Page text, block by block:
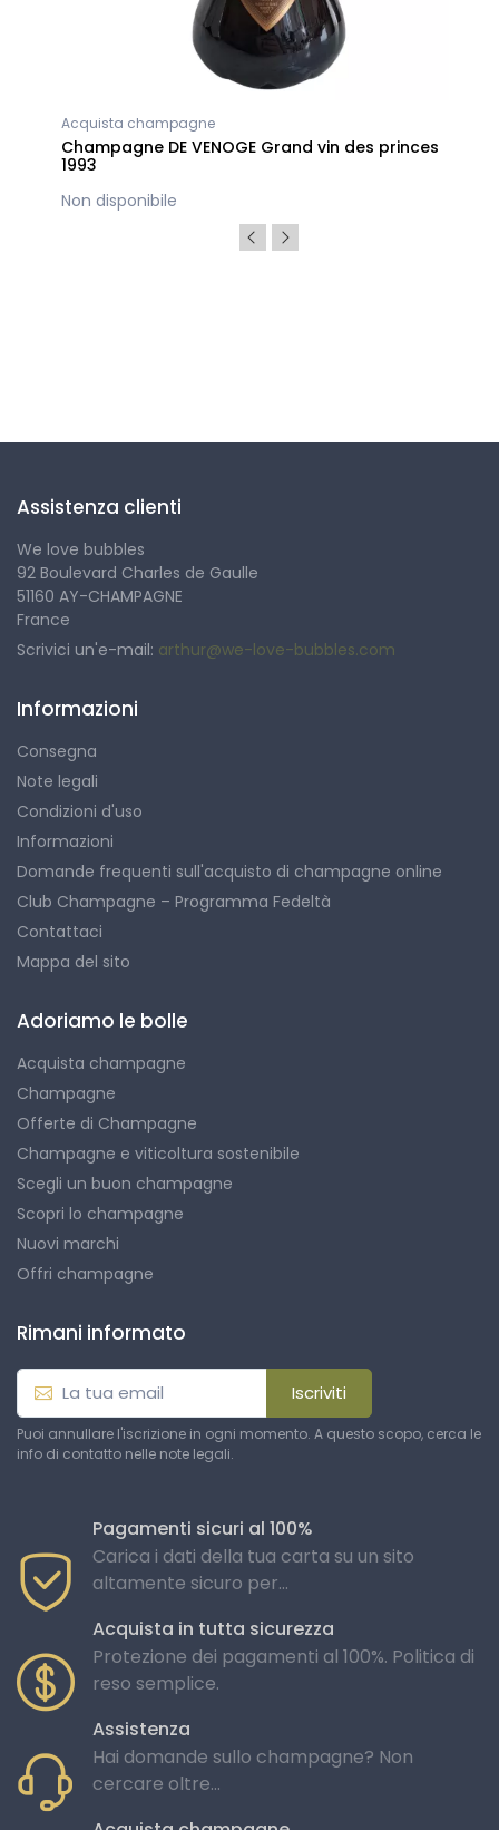
Acquista champagne
Champagne DE VENOGE Grand vin des princes
1993
Non disponibile
Assistenza clienti
We love bubbles
92 Boulevard Charles de Gaulle
51160 AY-CHAMPAGNE
France
Scrivici un'e-mail: arthur@we-love-bubbles.com
Informazioni
Consegna
Note legali
Condizioni d'uso
Informazioni
Domande frequenti sull'acquisto di champagne online
Club Champagne – Programma Fedeltà
Contattaci
Mappa del sito
Adoriamo le bolle
Acquista champagne
Champagne
Offerte di Champagne
Champagne e viticoltura sostenibile
Scegli un buon champagne
Scopri lo champagne
Nuovi marchi
Offri champagne
Rimani informato
Iscriviti
Puoi annullare l'iscrizione in ogni momento. A questo scopo, cerca le
info di contatto nelle note legali.
Pagamenti sicuri al 100%
Carica i dati della tua carta su un sito
altamente sicuro per...
Acquista in tutta sicurezza
Protezione dei pagamenti al 100%. Politica di
reso semplice.
Assistenza
Hai domande sullo champagne? Non
cercare oltre...